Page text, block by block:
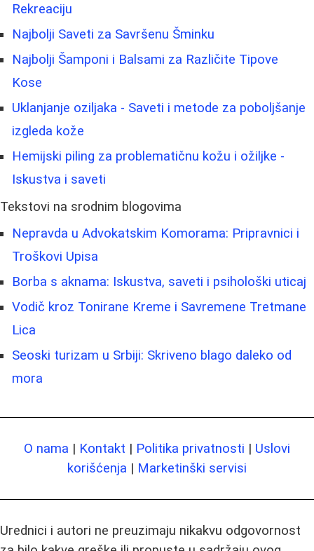
Rekreaciju
Najbolji Saveti za Savršenu Šminku
Najbolji Šamponi i Balsami za Različite Tipove
Kose
Uklanjanje oziljaka - Saveti i metode za poboljšanje
izgleda kože
Hemijski piling za problematičnu kožu i ožiljke -
Iskustva i saveti
Tekstovi na srodnim blogovima
Nepravda u Advokatskim Komorama: Pripravnici i
Troškovi Upisa
Borba s aknama: Iskustva, saveti i psihološki uticaj
Vodič kroz Tonirane Kreme i Savremene Tretmane
Lica
Seoski turizam u Srbiji: Skriveno blago daleko od
mora
O nama | Kontakt | Politika privatnosti | Uslovi
korišćenja | Marketinški servisi
Urednici i autori ne preuzimaju nikakvu odgovornost